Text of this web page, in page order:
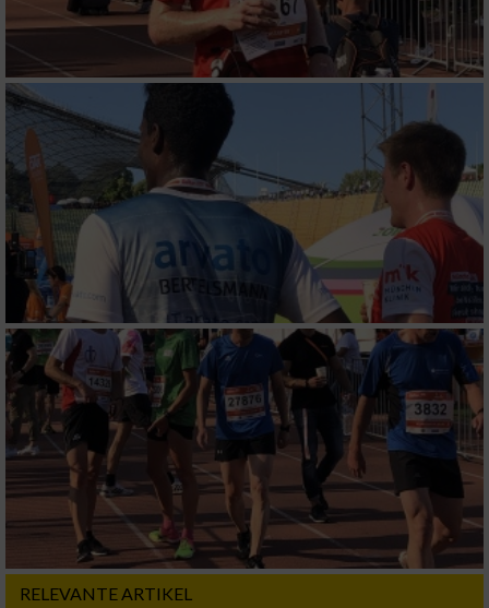
RELEVANTE ARTIKEL
Erstellung von Profilen für personalisierte
Verwendung von Profilen zur Auswahl
personalisierter Werbung
Erstellung von Profilen zur Personalisierung
von Inhalten
Verwendung von Profilen zur Auswahl
personalisierter Inhalte
Messung der Werbeleistung
Messung der Performance von Inhalten
Analyse von Zielgruppen durch Statistiken
oder Kombinationen von Daten aus
verschiedenen Quellen
Entwicklung und Verbesserung der Angebote
Verwendung reduzierter Daten zur Auswahl
von Inhalten